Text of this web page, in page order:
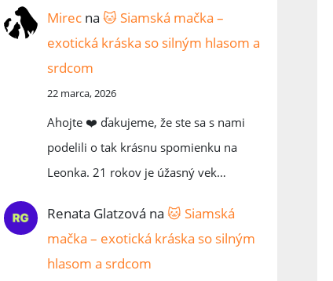
Mirec na🐱 Siamská mačka –
exotická kráska so silným hlasom a
srdcom
22 marca, 2026
Ahojte ❤️ ďakujeme, že ste sa s nami
podelili o tak krásnu spomienku na
Leonka. 21 rokov je úžasný vek…
Renata Glatzová na🐱 Siamská
mačka – exotická kráska so silným
hlasom a srdcom